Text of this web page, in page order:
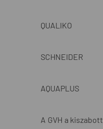
QUALIKO
SCHNEIDER
AQUAPLUS
A GVH a